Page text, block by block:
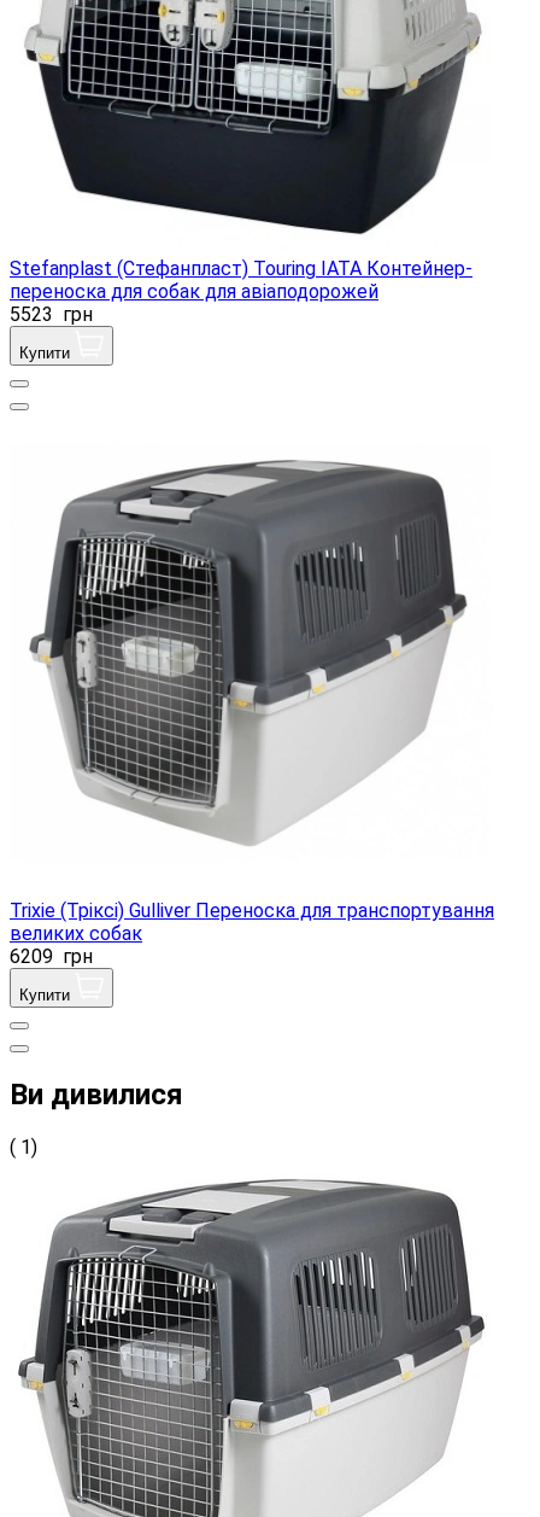
Stefanplast (Стефанпласт) Touring IATA Контейнер-
переноска для собак для авіаподорожей
5523 грн
Купити
Trixie (Тріксі) Gulliver Переноска для транспортування
великих собак
6209 грн
Купити
Ви дивилися
( 1)